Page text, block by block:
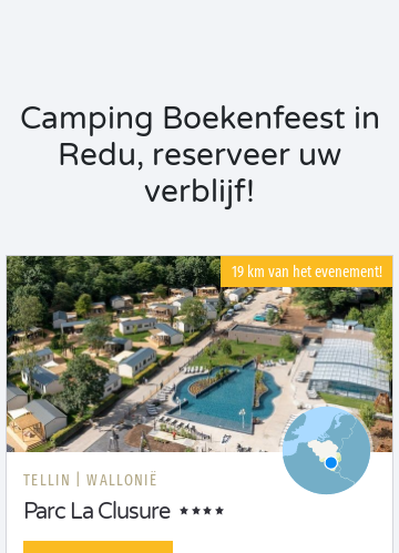
Camping Boekenfeest in
Redu, reserveer uw
verblijf!
19 km van het evenement!
TELLIN | WALLONIË
Parc La Clusure